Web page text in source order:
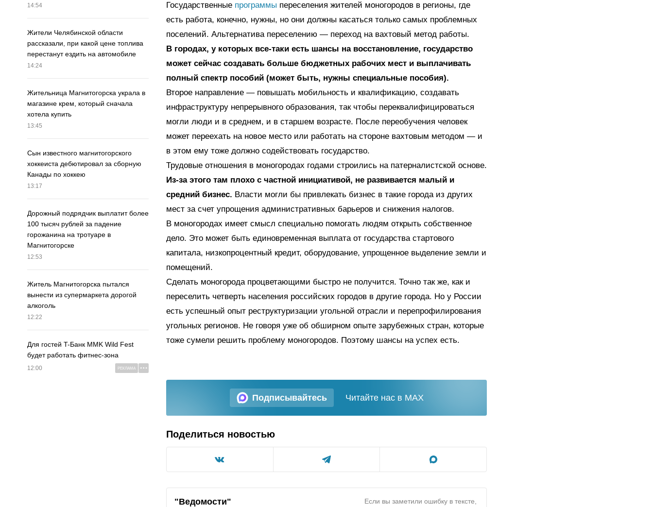
14:54
Жители Челябинской области
рассказали, при какой цене топлива
перестанут ездить на автомобиле
14:24
Жительница Магнитогорска украла в
магазине крем, который сначала
хотела купить
13:45
Сын известного магнитогорского
хоккеиста дебютировал за сборную
Канады по хоккею
13:17
Дорожный подрядчик выплатит более
100 тысяч рублей за падение
горожанина на тротуаре в
Магнитогорске
12:53
Житель Магнитогорска пытался
вынести из супермаркета дорогой
алкоголь
12:22
Для гостей T-Банк MMK Wild Fest
будет работать фитнес-зона
12:00 РЕКЛАМА
Государственные программы переселения жителей моногородов в регионы, где
есть работа, конечно, нужны, но они должны касаться только самых проблемных
поселений. Альтернатива переселению — переход на вахтовый метод работы.
В городах, у которых все-таки есть шансы на восстановление, государство
может сейчас создавать больше бюджетных рабочих мест и выплачивать
полный спектр пособий (может быть, нужны специальные пособия).
Второе направление — повышать мобильность и квалификацию, создавать
инфраструктуру непрерывного образования, так чтобы переквалифицироваться
могли люди и в среднем, и в старшем возрасте. После переобучения человек
может переехать на новое место или работать на стороне вахтовым методом — и
в этом ему тоже должно содействовать государство.
Трудовые отношения в моногородах годами строились на патерналистской основе.
Из-за этого там плохо с частной инициативой, не развивается малый и
средний бизнес. Власти могли бы привлекать бизнес в такие города из других
мест за счет упрощения административных барьеров и снижения налогов.
В моногородах имеет смысл специально помогать людям открыть собственное
дело. Это может быть единовременная выплата от государства стартового
капитала, низкопроцентный кредит, оборудование, упрощенное выделение земли и
помещений.
Сделать моногорода процветающими быстро не получится. Точно так же, как и
переселить четверть населения российских городов в другие города. Но у России
есть успешный опыт реструктуризации угольной отрасли и перепрофилирования
угольных регионов. Не говоря уже об обширном опыте зарубежных стран, которые
тоже сумели решить проблему моногородов. Поэтому шансы на успех есть.
Подписывайтесь Читайте нас в MAX
Поделиться новостью
"Ведомости"
Если вы заметили ошибку в тексте,